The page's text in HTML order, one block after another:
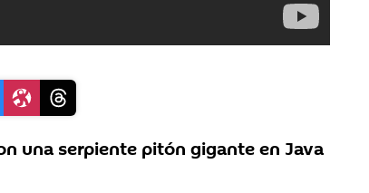
una serpiente pitón gigante en Java